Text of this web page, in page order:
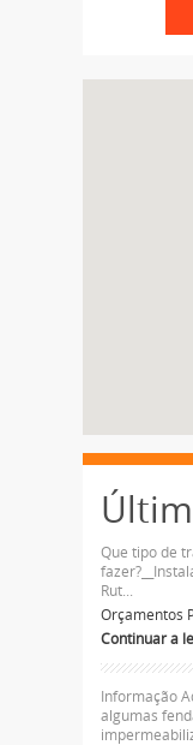
Que tipo de
Rut...
Orçamentos
Continuar a
Informação
algumas